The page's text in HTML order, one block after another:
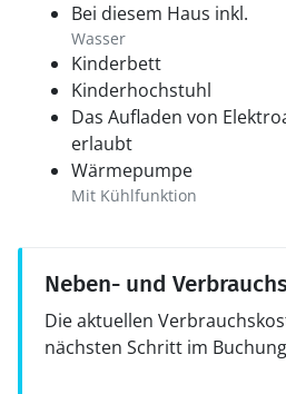
Bei diesem Haus inkl.
Wasser
Kinderbett
Kinderhochstuhl
Das Aufladen von
erlaubt
Wärmepumpe
Mit Kühlfunktion
Neben- und
Die aktuellen
nächsten Schritt im